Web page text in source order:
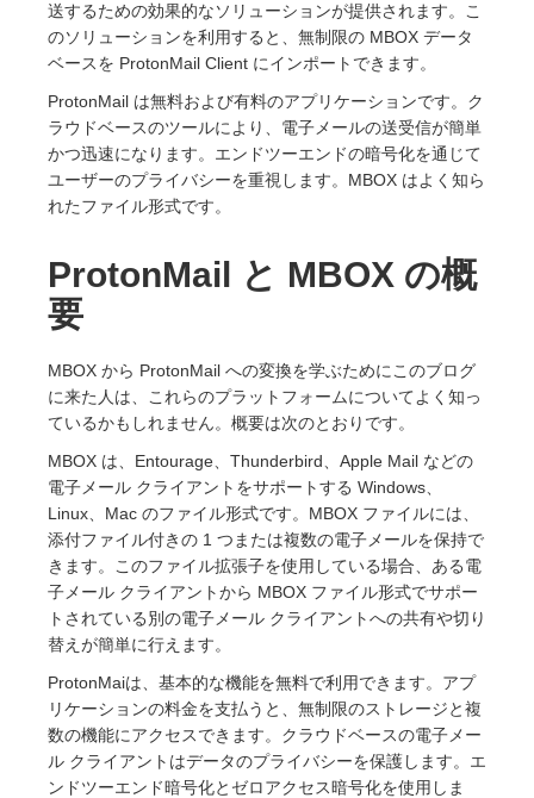
送するための効果的なソリューションが提供されます。こ
のソリューションを利用すると、無制限の MBOX データ
ベースを ProtonMail Client にインポートできます。
ProtonMail は無料および有料のアプリケーションです。ク
ラウドベースのツールにより、電子メールの送受信が簡単
かつ迅速になります。エンドツーエンドの暗号化を通じて
ユーザーのプライバシーを重視します。MBOX はよく知ら
れたファイル形式です。
ProtonMail と MBOX の概
要
MBOX から ProtonMail への変換を学ぶためにこのブログ
に来た人は、これらのプラットフォームについてよく知っ
ているかもしれません。概要は次のとおりです。
MBOX は、Entourage、Thunderbird、Apple Mail などの
電子メール クライアントをサポートする Windows、
Linux、Mac のファイル形式です。MBOX ファイルには、
添付ファイル付きの 1 つまたは複数の電子メールを保持で
きます。このファイル拡張子を使用している場合、ある電
子メール クライアントから MBOX ファイル形式でサポー
トされている別の電子メール クライアントへの共有や切り
替えが簡単に行えます。
ProtonMaiは、基本的な機能を無料で利用できます。アプ
リケーションの料金を支払うと、無制限のストレージと複
数の機能にアクセスできます。クラウドベースの電子メー
ル クライアントはデータのプライバシーを保護します。エ
ンドツーエンド暗号化とゼロアクセス暗号化を使用しま